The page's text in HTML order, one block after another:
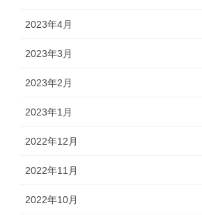
2023年4月
2023年3月
2023年2月
2023年1月
2022年12月
2022年11月
2022年10月